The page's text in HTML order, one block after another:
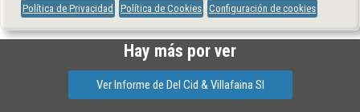
Política de Privacidad
Política de Cookies Configuración de cookies
Hay más por ver
Ver Informe de Del Cid & Villafaina Sl